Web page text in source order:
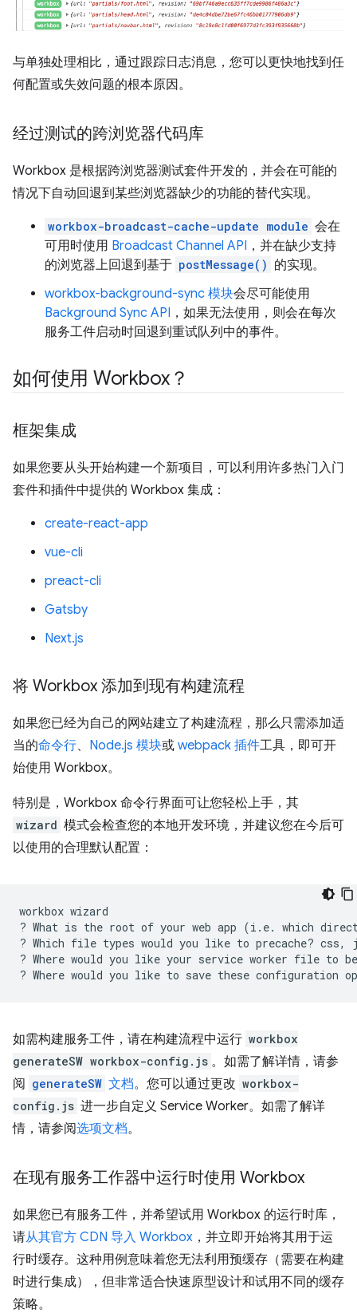
与单独处理相比，通过跟踪日志消息，您可以更快地找到任
何配置或失效问题的根本原因。
经过测试的跨浏览器代码库
Workbox 是根据跨浏览器测试套件开发的，并会在可能的
情况下自动回退到某些浏览器缺少的功能的替代实现。
workbox-broadcast-cache-update module 会在
可用时使用 Broadcast Channel API ，并在缺少支持
的浏览器上回退到基于 postMessage() 的实现。
workbox-background-sync 模块会尽可能使用
Background Sync API ，如果无法使用，则会在每次
服务工件启动时回退到重试队列中的事件。
如何使用 Workbox？
框架集成
如果您要从头开始构建一个新项目，可以利用许多热门入门
套件和插件中提供的 Workbox 集成：
create-react-app
vue-cli
preact-cli
Gatsby
Next.js
将 Workbox 添加到现有构建流程
如果您已经为自己的网站建立了构建流程，那么只需添加适
当的命令行、 Node.js 模块或 webpack 插件工具，即可开
始使用 Workbox。
特别是，Workbox 命令行界面可让您轻松上手，其
wizard 模式会检查您的本地开发环境，并建议您在今后可
以使用的合理默认配置：
workbox wizard
? What is the root of your web app (i.e. which
? Which file types would you like to precache? css,
? Where would you like your service worker file to be
? Where would you like to save these configuration
如需构建服务工件，请在构建流程中运行 workbox
generateSW workbox-config.js 。如需了解详情，请参
阅 generateSW 文档。您可以通过更改 workbox-
config.js 进一步自定义 Service Worker。如需了解详
情，请参阅选项文档。
在现有服务工作器中运行时使用 Workbox
如果您已有服务工件，并希望试用 Workbox 的运行时库，
请从其官方 CDN 导入 Workbox ，并立即开始将其用于运
行时缓存。这种用例意味着您无法利用预缓存（需要在构建
时进行集成），但非常适合快速原型设计和试用不同的缓存
策略。